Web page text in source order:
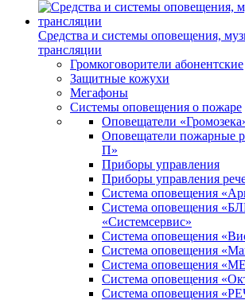
Средства и системы оповещения,
трансляции
Громкоговорители абонентские
Защитные кожухи
Мегафоны
Системы оповещения о пожаре
Оповещатели
Оповещатели пожарные
П»
Приборы управления
Приборы управления
Система оповещения
Система оповещения
«Системсервис»
Система оповещения
Система оповещения
Система оповещения
Система оповещения
Система оповещения